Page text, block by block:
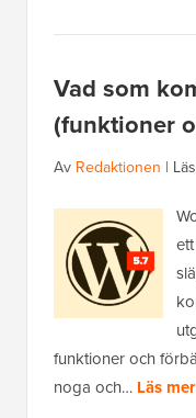
Vad som
(funktioner
Av Redaktionen |
funktioner och
noga och… Läs